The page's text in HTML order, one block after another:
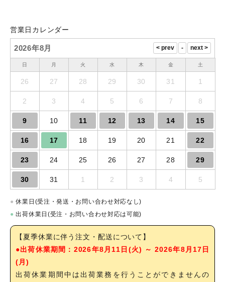
営業日カレンダー
2026年8月
日 月 火 水 木 金 土
26 27 28 29 30 31 1
2 3 4 5 6 7 8
9 10 11 12 13 14 15
16 17 18 19 20 21 22
23 24 25 26 27 28 29
30 31 1 2 3 4 5
● 休業日(受注・発送・お問い合わせ対応なし)
● 出荷休業日(受注・お問い合わせ対応は可能)
【夏季休業に伴う注文・配送について】
●出荷休業期間：2026年8月11日(火) ～ 2026年8月17日
(月)
出荷休業期間中は出荷業務を行うことができませんの